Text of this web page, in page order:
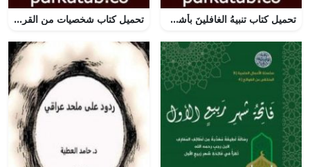
تحميل كتاب تنبيهُ الغافلينَ بأشراط يوم الدّين PDF تأليف حذيفة فتح الرحمان صبان مجانا [كامل] تحميل كتاب شخصيات من القرآن الكريم PDF تأليف عائض القرني مجانا [كامل]